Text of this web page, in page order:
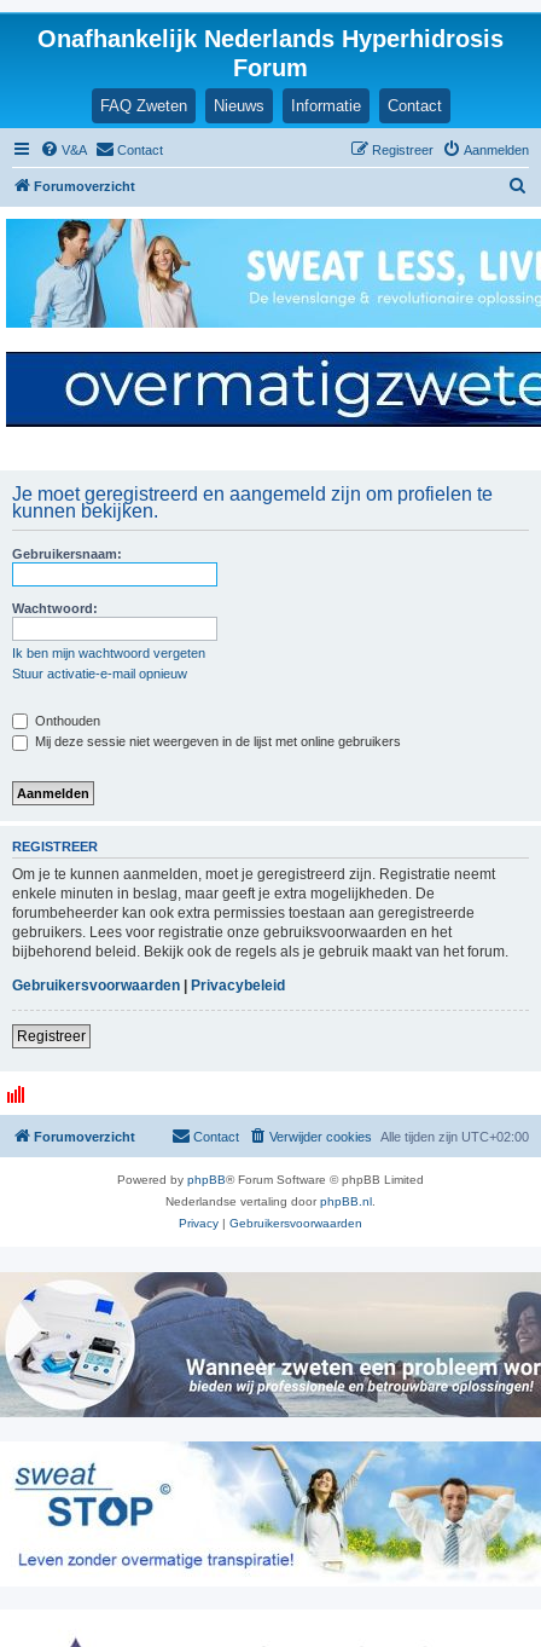
Onafhankelijk Nederlands Hyperhidrosis
Forum
FAQ Zweten Nieuws Informatie Contact
V&A Contact Aanmelden
Registreer
Forumoverzicht
k
Je moet geregistreerd en aangemeld zijn om profielen te
kunnen bekijken.
Gebruikersnaam:
Wachtwoord:
Ik ben mijn wachtwoord vergeten
Stuur activatie-e-mail opnieuw
Onthouden
Mij deze sessie niet weergeven in de lijst met online gebruikers
REGISTREER
Om je te kunnen aanmelden, moet je geregistreerd zijn. Registratie neemt
enkele minuten in beslag, maar geeft je extra mogelijkheden. De
forumbeheerder kan ook extra permissies toestaan aan geregistreerde
gebruikers. Lees voor registratie onze gebruiksvoorwaarden en het
bijbehorend beleid. Bekijk ook de regels als je gebruik maakt van het forum.
Gebruikersvoorwaarden
Privacybeleid
Registreer
Forumoverzicht Alle tijden zijn UTC+02:00
Verwijder cookies
Contact
Powered by phpBB® Forum Software © phpBB Limited
Nederlandse vertaling doorphpBB.nl.
Privacy | Gebruikersvoorwaarden